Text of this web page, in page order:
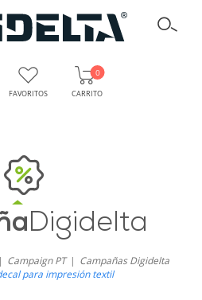
FAVORITOS CARRITO
0
Digidelta
Campaign PT
Campañas Digidelta
para impresión textil